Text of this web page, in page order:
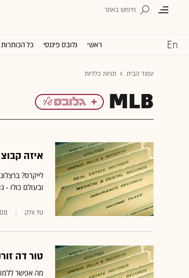
ראשי גלובס פיננסי כל הכותרות
עמוד הבית תגיות כלליות
MLB
איזה
ובעולם כולו - גובה מחיר
טל וולק
טור דה
מה אפשר